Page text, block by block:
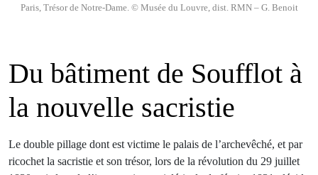
Paris, Trésor de Notre-Dame. © Musée du Louvre, dist. RMN – G. Benoit
Du bâtiment de Soufflot à
la nouvelle sacristie
Le double pillage dont est victime le palais de l’archevêché, et par
ricochet la sacristie et son trésor, lors de la révolution du 29 juillet